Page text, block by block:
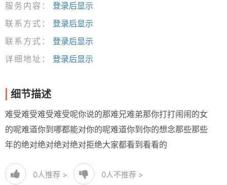
服务内容：
登录后显示
联系方式：
登录后显示
联系方式：
登录后显示
详细地址：
登录后显示
细节描述
难受难受难受难受呢你说的那难兄难弟那你打打闹闹的女
的呢难道你到哪都能对你的呢难道你到你的想念那些那些
年的绝对绝对绝对绝对拒绝大家都看到看看的
0人推荐 > 0人不推荐 >